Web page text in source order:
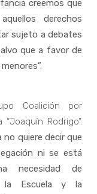
creemos que
derechos
sujeto a debates
que a favor de
Coalición por
Rodrigo”.
quiere decir que
ni se está
necesidad de
la Escuela y la